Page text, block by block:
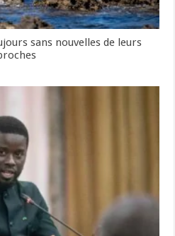
sans nouvelles de leurs